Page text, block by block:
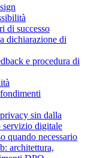
di successo
dichiarazione di
e procedura di
sin dalla
servizio digitale
quando necessario
architettura,